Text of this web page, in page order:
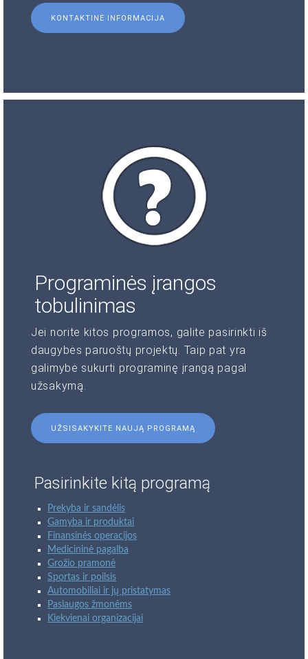
KONTAKTINĖ INFORMACIJA
Programinės įrangos
tobulinimas
Jei norite kitos programos, galite pasirinkti iš
daugybės paruoštų projektų. Taip pat yra
galimybė sukurti programinę įrangą pagal
užsakymą.
UŽSISAKYKITE NAUJĄ PROGRAMĄ
Pasirinkite kitą programą
Prekyba ir sandėlis
Gamyba ir produktai
Finansinės operacijos
Medicininė pagalba
Grožio pramonė
Sportas ir poilsis
Automobiliai ir jų pristatymas
Paslaugos žmonėms
Kiekvienai organizacijai